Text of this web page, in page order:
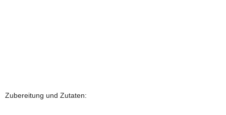
Zubereitung und Zutaten: